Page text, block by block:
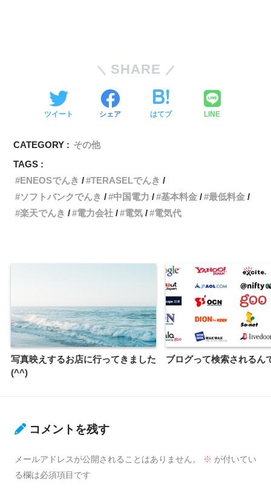
SHARE
ツイート シェア はてブ LINE
CATEGORY : その他
TAGS :
ENEOSでんき
TERASELでんき
ソフトバンクでんき
中国電力 基本料金
最低料金
楽天でんき
電力会社 電気 電気代
写真映えするお店に行ってきました
(^^)
ブログって検索されるん
コメントを残す
メールアドレスが公開されることはありません。 ※ が付いてい
る欄は必須項目です